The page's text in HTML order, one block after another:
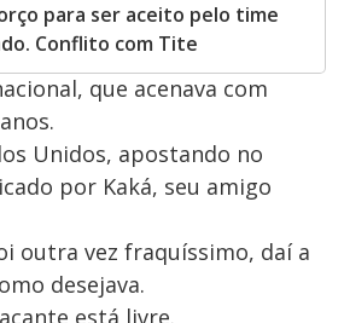
para ser aceito pelo time
Conflito com Tite
que acenava com
Unidos, apostando no
por Kaká, seu amigo
outra vez fraquíssimo, daí a
desejava.